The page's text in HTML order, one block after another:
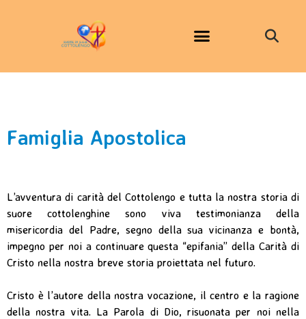
Famiglia Apostolica
L’avventura di carità del Cottolengo e tutta la nostra storia di
suore cottolenghine sono viva testimonianza della
misericordia del Padre, segno della sua vicinanza e bontà,
impegno per noi a continuare questa “epifania” della Carità di
Cristo nella nostra breve storia proiettata nel futuro.
Cristo è l’autore della nostra vocazione, il centro e la ragione
della nostra vita. La Parola di Dio, risuonata per noi nella